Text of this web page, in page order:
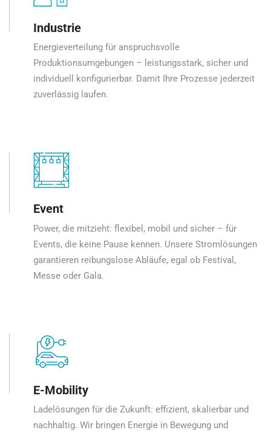
Industrie
Energieverteilung für anspruchsvolle
Produktionsumgebungen – leistungsstark, sicher und
individuell konfigurierbar. Damit Ihre Prozesse jederzeit
zuverlässig laufen.
Event
Power, die mitzieht: flexibel, mobil und sicher – für
Events, die keine Pause kennen. Unsere Stromlösungen
garantieren reibungslose Abläufe, egal ob Festival,
Messe oder Gala.
E-Mobility
Ladelösungen für die Zukunft: effizient, skalierbar und
nachhaltig. Wir bringen Energie in Bewegung und